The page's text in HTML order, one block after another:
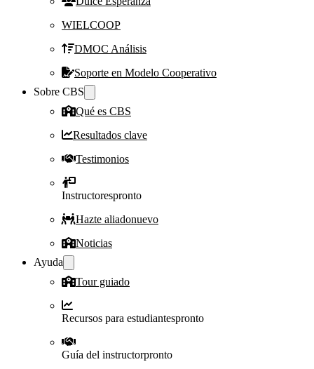
WIELCOOP
DMOC Análisis
Soporte en Modelo Cooperativo
Sobre CBS
Qué es CBS
Resultados clave
Testimonios
Instructorespronto
Hazte aliadonuevo
Noticias
Ayuda
Tour guiado
Recursos para estudiantespronto
Guía del instructorpronto